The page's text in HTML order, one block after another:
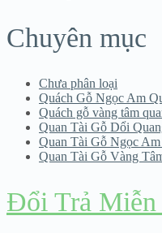
Chuyên mục
Chưa phân loại
Quách Gỗ Ngọc Am
Quách gỗ vàng tâm
Quan Tài Gỗ Dổi
Quan Tài Gỗ Ngọc
Quan Tài Gỗ Vàng
Đổi Trả Miễn